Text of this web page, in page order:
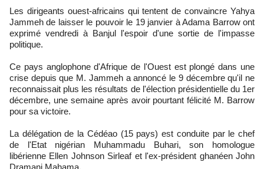
Les dirigeants ouest-africains qui tentent de convaincre Yahya
Jammeh de laisser le pouvoir le 19 janvier à Adama Barrow ont
exprimé vendredi à Banjul l'espoir d'une sortie de l'impasse
politique.
Ce pays anglophone d'Afrique de l'Ouest est plongé dans une
crise depuis que M. Jammeh a annoncé le 9 décembre qu'il ne
reconnaissait plus les résultats de l'élection présidentielle du 1er
décembre, une semaine après avoir pourtant félicité M. Barrow
pour sa victoire.
La délégation de la Cédéao (15 pays) est conduite par le chef
de l'Etat nigérian Muhammadu Buhari, son homologue
libérienne Ellen Johnson Sirleaf et l'ex-président ghanéen John
Dramani Mahama.